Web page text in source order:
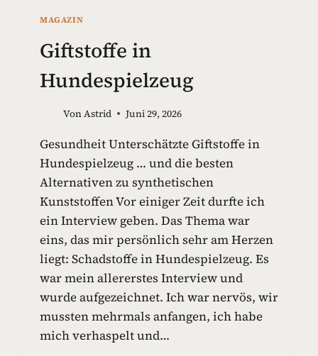
MAGAZIN
Giftstoffe in
Hundespielzeug
VonAstrid Juni 29, 2026
Gesundheit Unterschätzte Giftstoffe in
Hundespielzeug … und die besten
Alternativen zu synthetischen
Kunststoffen Vor einiger Zeit durfte ich
ein Interview geben. Das Thema war
eins, das mir persönlich sehr am Herzen
liegt: Schadstoffe in Hundespielzeug. Es
war mein allererstes Interview und
wurde aufgezeichnet. Ich war nervös, wir
mussten mehrmals anfangen, ich habe
mich verhaspelt und…